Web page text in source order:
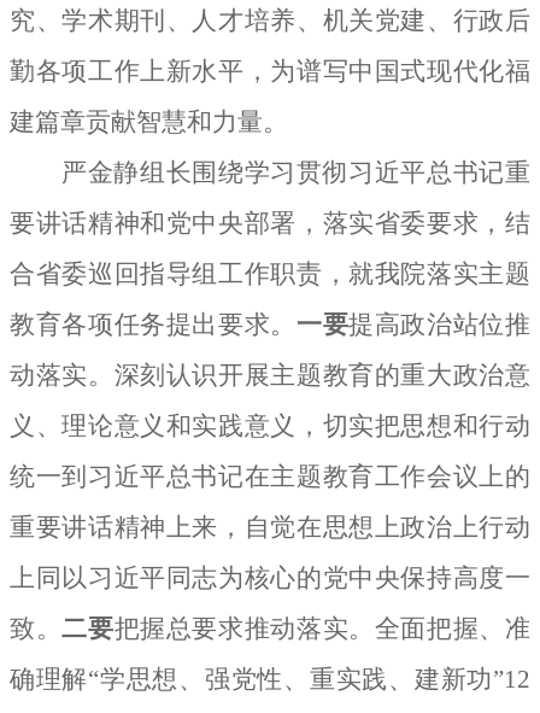
究、学术期刊、人才培养、机关党建、行政后
勤各项工作上新水平，为谱写中国式现代化福
建篇章贡献智慧和力量。
严金静组长围绕学习贯彻习近平总书记重
要讲话精神和党中央部署，落实省委要求，结
合省委巡回指导组工作职责，就我院落实主题
教育各项任务提出要求。 一要提高政治站位推
动落实。深刻认识开展主题教育的重大政治意
义、理论意义和实践意义，切实把思想和行动
统一到习近平总书记在主题教育工作会议上的
重要讲话精神上来，自觉在思想上政治上行动
上同以习近平同志为核心的党中央保持高度一
致。二要把握总要求推动落实。全面把握、准
确理解“学思想、强党性、重实践、建新功”12